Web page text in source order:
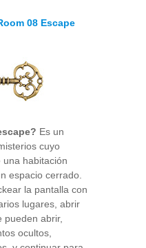
08 Escape
Es un
cuyo
una habitación
espacio cerrado.
la pantalla con
lugares, abrir
pueden abrir,
ocultos,